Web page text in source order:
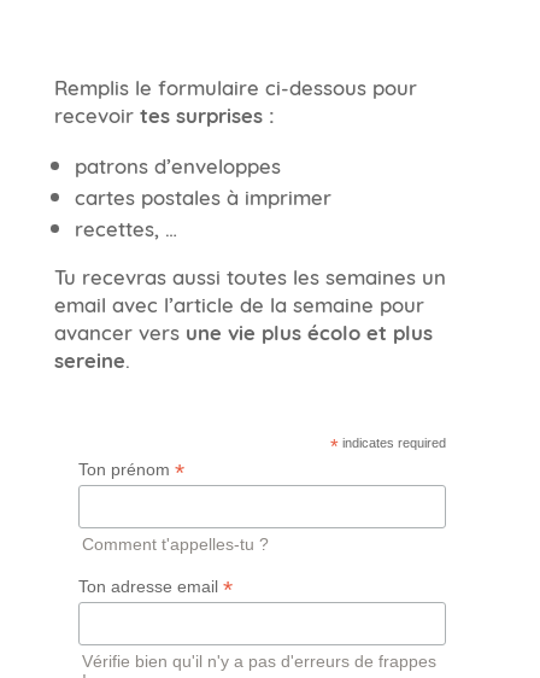
Remplis le formulaire ci-dessous pour
recevoir tes surprises :
patrons d’enveloppes
cartes postales à imprimer
recettes, …
Tu recevras aussi toutes les semaines un
email avec l’article de la semaine pour
avancer vers une vie plus écolo et plus
sereine.
* indicates required
Ton prénom *
Comment t'appelles-tu ?
Ton adresse email *
Vérifie bien qu'il n'y a pas d'erreurs de frappes